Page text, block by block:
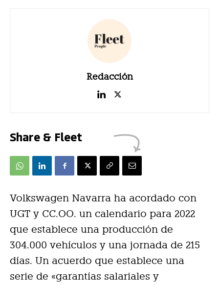
Redacción
Share & Fleet
Volkswagen Navarra ha acordado con
UGT y CC.OO. un calendario para 2022
que establece una producción de
304.000 vehículos y una jornada de 215
días. Un acuerdo que establece una
serie de «garantías salariales y